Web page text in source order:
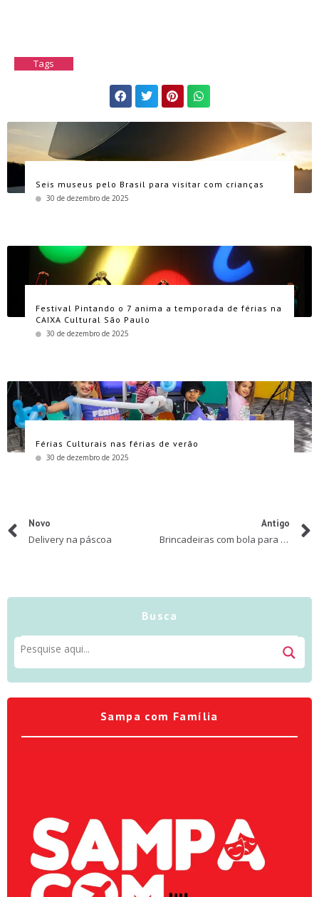
Tags
Seis museus pelo Brasil para visitar com crianças
30 de dezembro de 2025
Festival Pintando o 7 anima a temporada de férias na
CAIXA Cultural São Paulo
30 de dezembro de 2025
Férias Culturais nas férias de verão
30 de dezembro de 2025
Novo
Delivery na páscoa
Antigo
Brincadeiras com bola para fazer durante a quarentena
Busca
Sampa com Família